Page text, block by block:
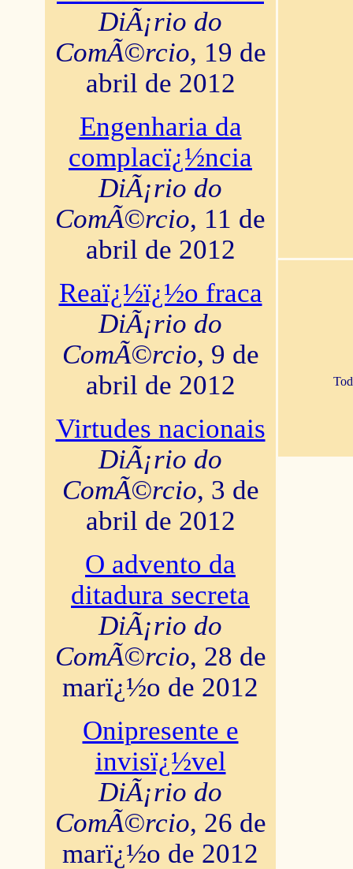
DiÃ¡rio do
ComÃ©rcio, 19 de
abril de 2012
Engenharia da
complacï¿½ncia
DiÃ¡rio do
ComÃ©rcio, 11 de
abril de 2012
Reaï¿½ï¿½o fraca
DiÃ¡rio do
ComÃ©rcio, 9 de
abril de 2012
Virtudes nacionais
DiÃ¡rio do
ComÃ©rcio, 3 de
abril de 2012
O advento da
ditadura secreta
DiÃ¡rio do
ComÃ©rcio, 28 de
marï¿½o de 2012
Onipresente e
invisï¿½vel
DiÃ¡rio do
ComÃ©rcio, 26 de
marï¿½o de 2012